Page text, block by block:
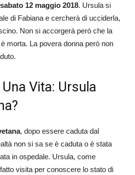
12 maggio 2018. Ursula si
di Fabiana e cercherà di ucciderla,
Non si accorgerà però che la
morta. La povera donna però non
Vita: Ursula
, dopo essere caduta dal
non si sa se è caduta o è stata
in ospedale. Ursula, come
visita per conoscere lo stato di